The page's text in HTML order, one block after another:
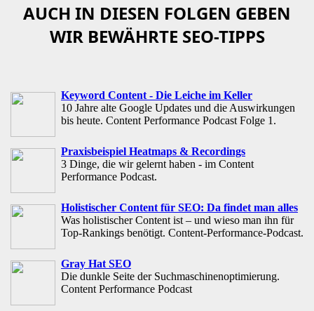
AUCH IN DIESEN FOLGEN GEBEN
WIR BEWÄHRTE SEO-TIPPS
Keyword Content - Die Leiche im Keller
10 Jahre alte Google Updates und die Auswirkungen
bis heute. Content Performance Podcast Folge 1.
Praxisbeispiel Heatmaps & Recordings
3 Dinge, die wir gelernt haben - im Content
Performance Podcast.
Holistischer Content für SEO: Da findet man alles
Was holistischer Content ist – und wieso man ihn für
Top-Rankings benötigt. Content-Performance-Podcast.
Gray Hat SEO
Die dunkle Seite der Suchmaschinenoptimierung.
Content Performance Podcast